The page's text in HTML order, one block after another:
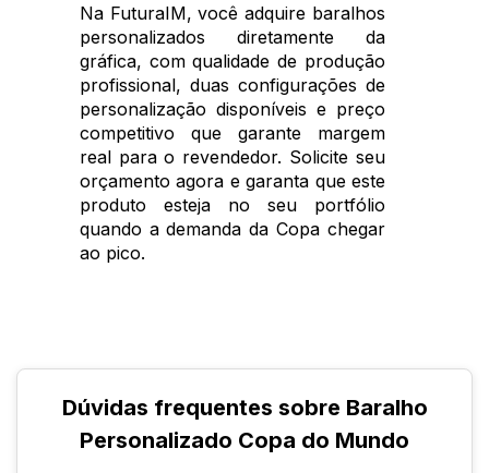
Na FuturaIM, você adquire baralhos
personalizados diretamente da
gráfica, com qualidade de produção
profissional, duas configurações de
personalização disponíveis e preço
competitivo que garante margem
real para o revendedor. Solicite seu
orçamento agora e garanta que este
produto esteja no seu portfólio
quando a demanda da Copa chegar
ao pico.
Dúvidas frequentes sobre Baralho
Personalizado Copa do Mundo